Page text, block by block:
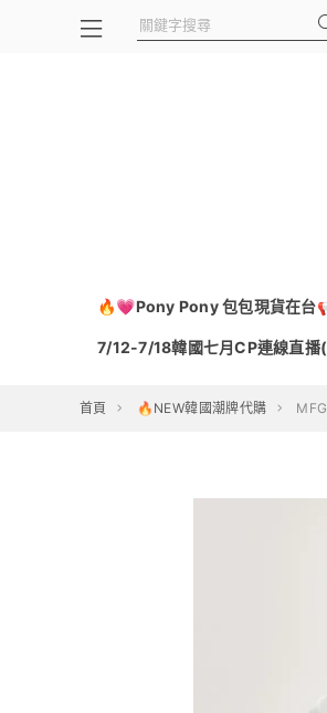
🔥💗Pony Pony 包包現貨在台
7/12-7/18韓國七月CP連線直播
首頁 🔥NEW韓國潮牌代購